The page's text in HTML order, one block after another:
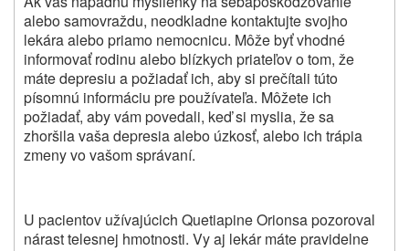
alebo samovraždu, neodkladne kontaktujte svojho
lekára alebo priamo nemocnicu. Môže byť vhodné
informovať rodinu alebo blízkych priateľov o tom, že
máte depresiu a požiadať ich, aby si prečítali túto
písomnú informáciu pre používateľa. Môžete ich
požiadať, aby vám povedali, keď si myslia, že sa
zhoršila vaša depresia alebo úzkosť, alebo ich trápia
zmeny vo vašom správaní.
U pacientov užívajúcich Quetiapine Orionsa pozoroval
nárast telesnej hmotnosti. Vy aj lekár máte pravidelne